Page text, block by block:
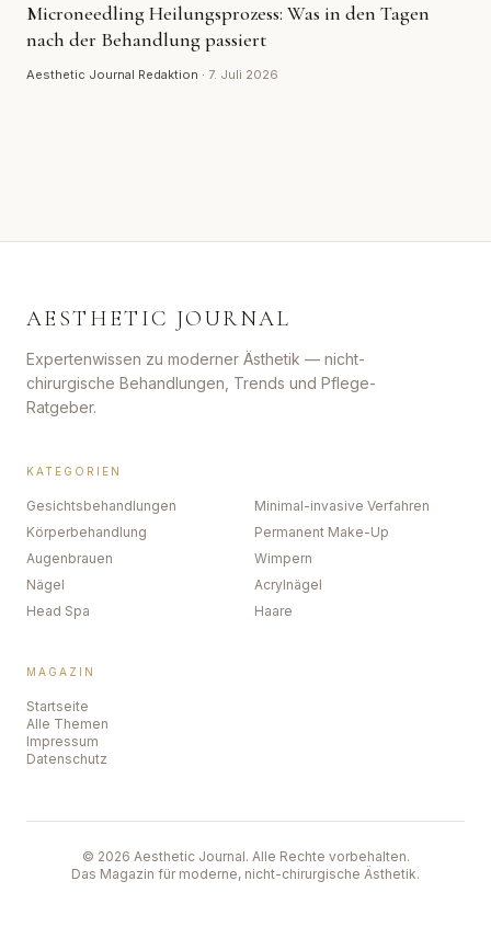
Microneedling Heilungsprozess: Was in den Tagen
nach der Behandlung passiert
Aesthetic Journal Redaktion · 7. Juli 2026
AESTHETIC JOURNAL
Expertenwissen zu moderner Ästhetik — nicht-
chirurgische Behandlungen, Trends und Pflege-
Ratgeber.
KATEGORIEN
Gesichtsbehandlungen
Minimal-invasive Verfahren
Körperbehandlung
Permanent Make-Up
Augenbrauen
Wimpern
Nägel
Acrylnägel
Head Spa
Haare
MAGAZIN
Startseite
Alle Themen
Impressum
Datenschutz
© 2026 Aesthetic Journal. Alle Rechte vorbehalten.
Das Magazin für moderne, nicht-chirurgische Ästhetik.